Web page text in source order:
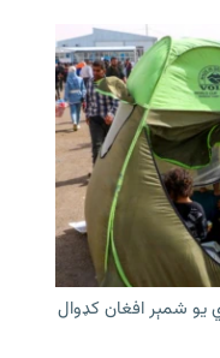
یو شمېر افغان کډوال